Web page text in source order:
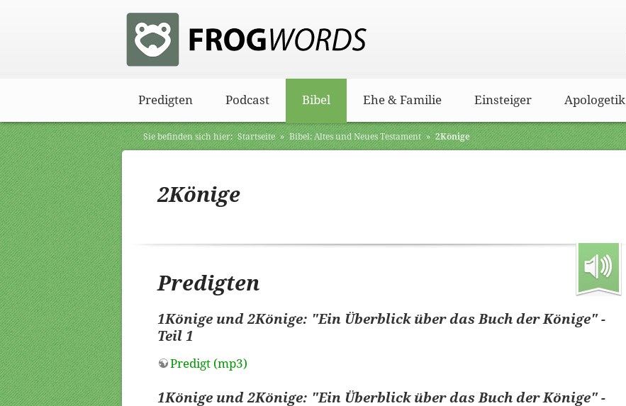
Predigten Podcast Bibel Ehe & Familie Einsteiger Apologetik
Sie befinden sich hier: Startseite » Bibel: Altes und Neues Testament » 2Könige
2Könige
Predigten
1Könige und 2Könige: "Ein Überblick über das Buch der Könige" -
Teil 1
Predigt (mp3)
1Könige und 2Könige: "Ein Überblick über das Buch der Könige" -